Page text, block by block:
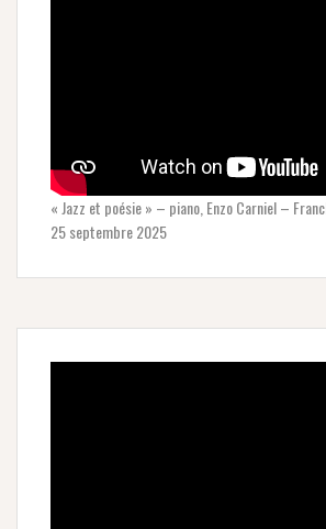
« Jazz et poésie » – piano, Enzo Carniel –
25 septembre 2025